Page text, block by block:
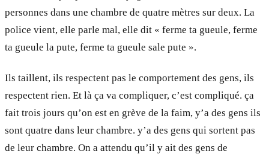
personnes dans une chambre de quatre mètres sur deux. La
police vient, elle parle mal, elle dit « ferme ta gueule, ferme
ta gueule la pute, ferme ta gueule sale pute ».
Ils taillent, ils respectent pas le comportement des gens, ils
respectent rien. Et là ça va compliquer, c’est compliqué. ça
fait trois jours qu’on est en grève de la faim, y’a des gens ils
sont quatre dans leur chambre. y’a des gens qui sortent pas
de leur chambre. On a attendu qu’il y ait des gens de